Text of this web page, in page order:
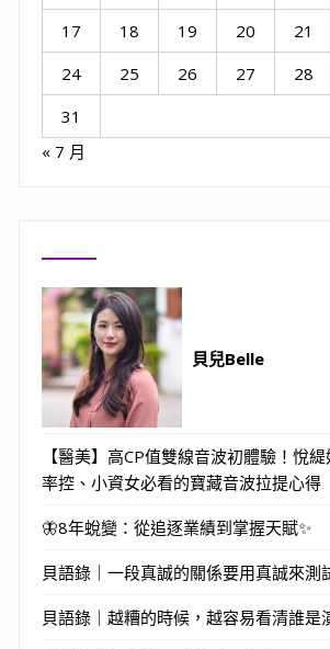
17
18 19 20 21
24
25 26 27 28
31
« 7 月
貝兒Belle
【醫美】高CP值雙線音波初體驗！悅
率控、小資女必看的寶藏音波拉提心得
🦋8年蛻變：從追逐業績到掌握天賦✨
貝語錄｜一段真誠的關係要用真誠來測
貝語錄｜越糟的時候，越容易看清誰是